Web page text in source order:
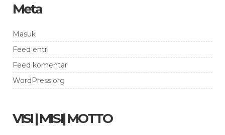
Meta
Masuk
Feed entri
Feed komentar
WordPress.org
VISI | MISI| MOTTO